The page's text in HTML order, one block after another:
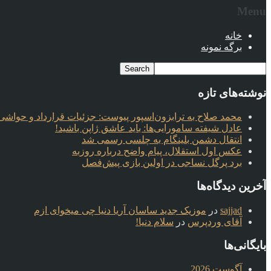
Menu
خانه
برگه نمونه
نوشته‌های تازه
محمد صلاح به ترابزون‌اسپور پیوست: جزئیات قرارداد و حواشی
عادل شیفته سامورایی‌ها: باید عاشق ژاپن باشید!
انتقال دشمن بلینگام به چلسی رسمی شد
عکس اول استقلال، پیام واضح درباره روزبه
برد پرگل نساجی در اولین بازی پیش‌فصل
آخرین دیدگاه‌ها
sajjad در موزیک جدید ساسان آریا دنیا چی میخوای ازم
آقای وردپرس در سلام دنیا!
بایگانی‌ها